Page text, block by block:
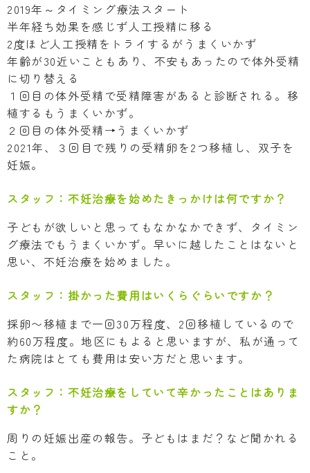
2019年～タイミング療法スタート
半年経ち効果を感じず人工授精に移る
2度ほど人工授精をトライするがうまくいかず
年齢が30近いこともあり、不安もあったので体外受精
に切り替える
１回目の体外受精で受精障害があると診断される。移
植するもうまくいかず。
２回目の体外受精→うまくいかず
2021年、３回目で残りの受精卵を2つ移植し、双子を
妊娠。
スタッフ： 不妊治療を始めたきっかけは何ですか？
子どもが欲しいと思ってもなかなかできず、タイミン
グ療法でもうまくいかず。早いに越したことはないと
思い、不妊治療を始めました。
スタッフ： 掛かった費用はいくらぐらいですか？
採卵〜移植まで一回30万程度、2回移植しているので
約60万程度。地区にもよると思いますが、私が通って
た病院はとても費用は安い方だと思います。
スタッフ： 不妊治療をしていて辛かったことはありま
すか？
周りの妊娠出産の報告。子どもはまだ？など聞かれる
こと。